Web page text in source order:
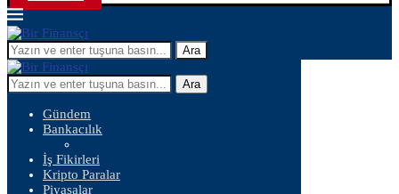
Ara
Ara
Gündem
Bankacılık
İş Fikirleri
Kripto Paralar
Piyasalar